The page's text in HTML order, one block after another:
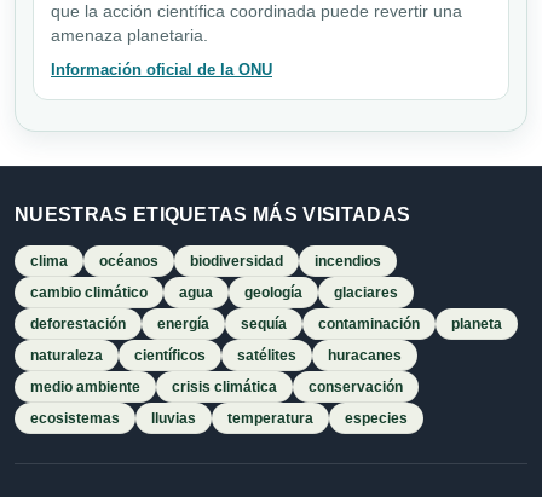
que la acción científica coordinada puede revertir una
amenaza planetaria.
Información oficial de la ONU
NUESTRAS ETIQUETAS MÁS VISITADAS
clima océanos biodiversidad
incendios
cambio climático
agua geología
glaciares
deforestación
energía sequía contaminación
planeta
naturaleza
científicos satélites
huracanes
medio ambiente
crisis climática
conservación
ecosistemas
lluvias temperatura especies